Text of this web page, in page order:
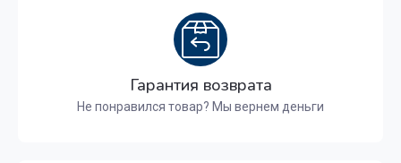
Гарантия возврата
Не понравился товар? Мы вернем деньги